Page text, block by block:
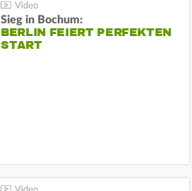
Sieg in Bochum:
BERLIN FEIERT PERFEKTEN
START